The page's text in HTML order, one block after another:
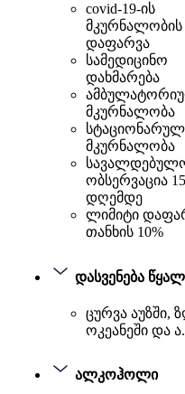
covid-19-ის
მკურნალობის
დაფარვა
სამედიცინო
დახმარება
მკურნალობა
მკურნალობა
ობსერვაცია 15
დღემდე
ლიმიტი
თანხის 10%
დასვენება
ცურვა აუზში,
ოკეანეში და
ალკოჰოლი